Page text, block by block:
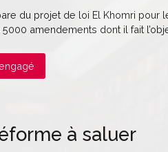
du projet de loi El Khomri pour
amendements dont il fait
à saluer